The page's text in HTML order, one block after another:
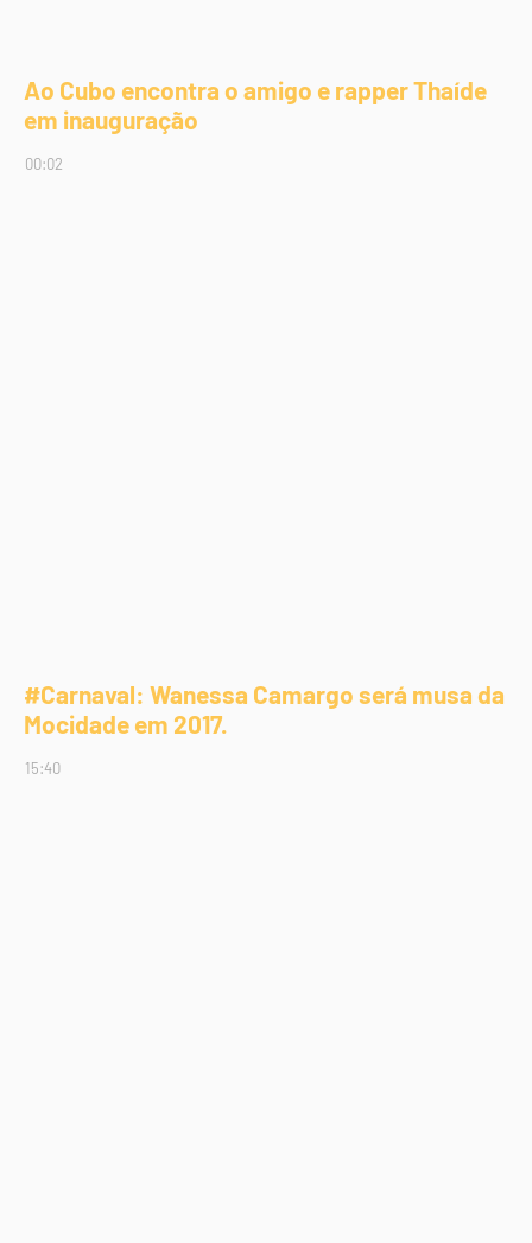
Ao Cubo encontra o amigo e rapper Thaíde
em inauguração
00:02
#Carnaval: Wanessa Camargo será musa da
Mocidade em 2017.
15:40